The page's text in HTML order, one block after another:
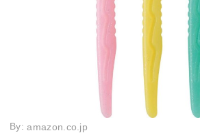
By:amazon.co.jp